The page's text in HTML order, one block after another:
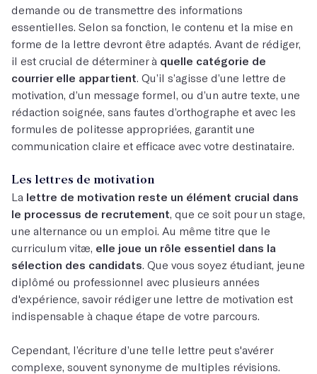
demande ou de transmettre des informations
essentielles. Selon sa fonction, le contenu et la mise en
forme de la lettre devront être adaptés. Avant de rédiger,
il est crucial de déterminer à quelle catégorie de
courrier elle appartient. Qu’il s’agisse d’une lettre de
motivation, d’un message formel, ou d’un autre texte, une
rédaction soignée, sans fautes d’orthographe et avec les
formules de politesse appropriées, garantit une
communication claire et efficace avec votre destinataire.
Les lettres de motivation
La lettre de motivation reste un élément crucial dans
le processus de recrutement, que ce soit pour un stage,
une alternance ou un emploi. Au même titre que le
curriculum vitæ, elle joue un rôle essentiel dans la
sélection des candidats. Que vous soyez étudiant, jeune
diplômé ou professionnel avec plusieurs années
d'expérience, savoir rédiger une lettre de motivation est
indispensable à chaque étape de votre parcours.
Cependant, l’écriture d’une telle lettre peut s'avérer
complexe, souvent synonyme de multiples révisions.